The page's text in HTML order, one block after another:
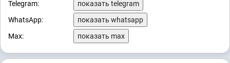
Telegram:
показать telegram
WhatsApp:
показать whatsapp
Max:
показать max